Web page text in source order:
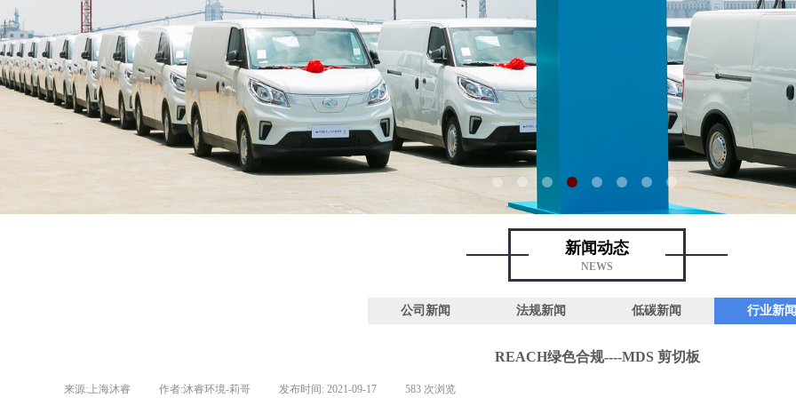
新闻动态
NEWS
公司新闻 法规新闻 低碳新闻 行业新闻
REACH绿色合规----MDS 剪切板
来源:上海沐睿 作者:沐睿环境-莉哥 发布时间: 2021-09-17 583 次浏览